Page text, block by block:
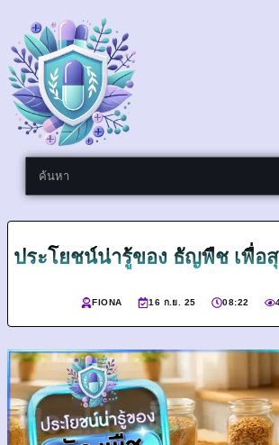
ประโยชน์น่ารู้ของ ธัญพืช เพื่อ
FIONA 16 ก.ย. 25 08:22